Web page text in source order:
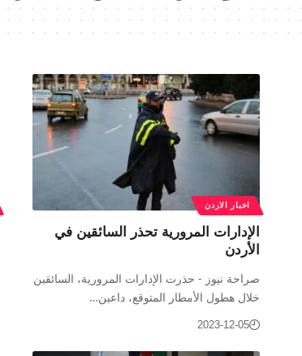
اخبار الاردن
الإدارات المرورية تحذر السائقين في
الأردن
صراحة نيوز - حذرت الإدارات المرورية، السائقين
خلال هطول الأمطار المتوقع، داعين…
2023-12-05